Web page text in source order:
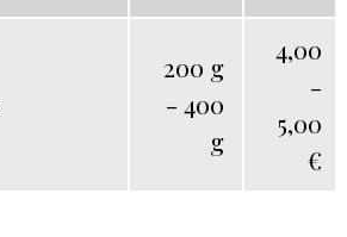
200 g
- 400
g
4,00
-
5,00
€